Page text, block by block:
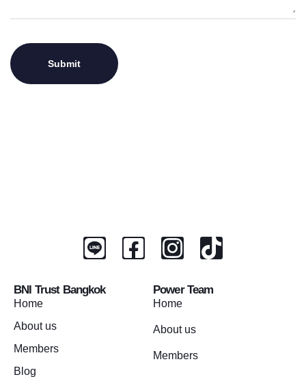
BNI Trust Bangkok
Home
About us
Members
Blog
Power Team
Home
About us
Members